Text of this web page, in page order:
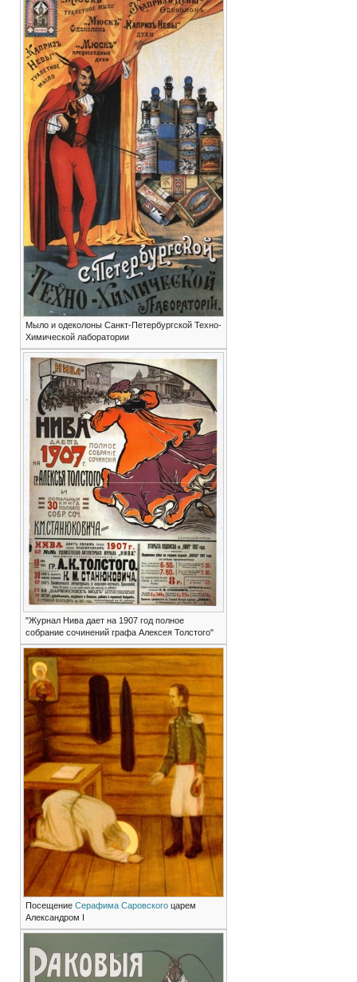
Мыло и одеколоны Санкт-Петербургской Техно-
Химической лаборатории
"Журнал Нива дает на 1907 год полное
собрание сочинений графа Алексея Толстого"
Посещение Серафима Саровскогоцарем
Александром I